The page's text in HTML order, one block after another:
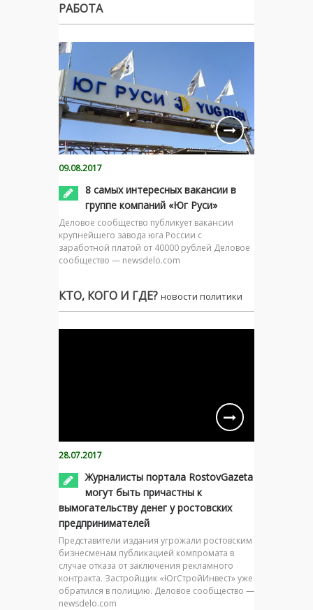
РАБОТА
09.08.2017
8 самых интересных вакансии в
группе компаний «Юг Руси»
Деловое сообщество публикует вакансии
крупнейшего завода юга России с
заработной платой от 40000 рублей Деловое
сообщество — newsdelo.com
КТО, КОГО И ГДЕ? новости политики
28.07.2017
Журналисты портала RostovGazeta
могут быть причастны к
вымогательству денег у ростовских
предпринимателей
Представители издания угрожали ростовским
бизнесменам публикацией компромата в
случае отказа от заключения рекламного
контракта. Застройщик «ЮгСтройИнвест» уже
обратился в полицию. Деловое сообщество —
newsdelo.com